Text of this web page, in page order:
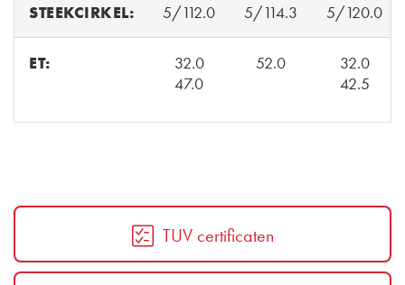
STEEKCIRKEL: 5/112.0 5/114.3 5/120.0
ET:
32.0
47.0
52.0
32.0
42.5
TUV certificaten